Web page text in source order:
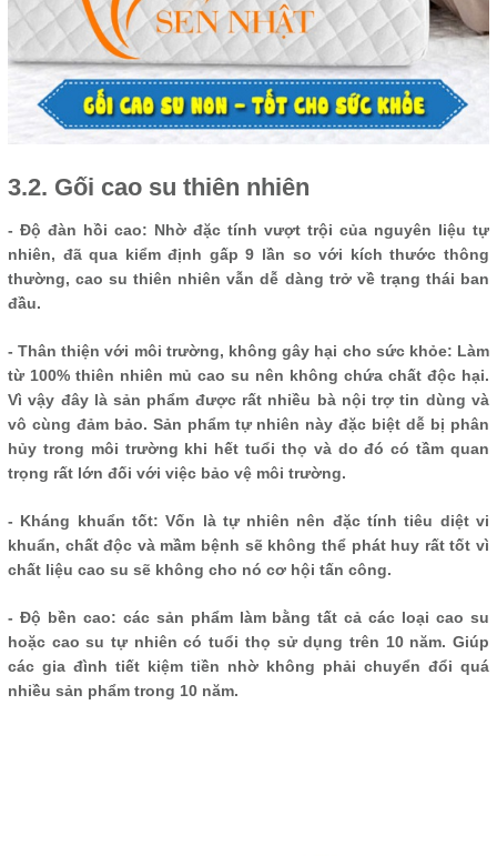
3.2. Gối cao su thiên nhiên
- Độ đàn hồi cao: Nhờ đặc tính vượt trội của nguyên liệu tự
nhiên, đã qua kiểm định gấp 9 lần so với kích thước thông
thường, cao su thiên nhiên vẫn dễ dàng trở về trạng thái ban
đầu.
- Thân thiện với môi trường, không gây hại cho sức khỏe: Làm
từ 100% thiên nhiên mủ cao su nên không chứa chất độc hại.
Vì vậy đây là sản phẩm được rất nhiều bà nội trợ tin dùng và
vô cùng đảm bảo. Sản phẩm tự nhiên này đặc biệt dễ bị phân
hủy trong môi trường khi hết tuổi thọ và do đó có tầm quan
trọng rất lớn đối với việc bảo vệ môi trường.
- Kháng khuẩn tốt: Vốn là tự nhiên nên đặc tính tiêu diệt vi
khuẩn, chất độc và mầm bệnh sẽ không thể phát huy rất tốt vì
chất liệu cao su sẽ không cho nó cơ hội tấn công.
- Độ bền cao: các sản phẩm làm bằng tất cả các loại cao su
hoặc cao su tự nhiên có tuổi thọ sử dụng trên 10 năm. Giúp
các gia đình tiết kiệm tiền nhờ không phải chuyển đổi quá
nhiều sản phẩm trong 10 năm.